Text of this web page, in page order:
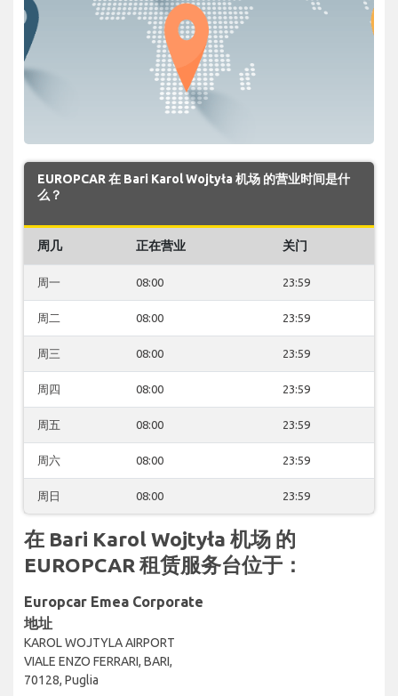
EUROPCAR 在 Bari Karol Wojtyła 机场 的营业时间是什
么？
周几 正在营业 关门
周一 08:00 23:59
周二 08:00 23:59
周三 08:00 23:59
周四 08:00 23:59
周五 08:00 23:59
周六 08:00 23:59
周日 08:00 23:59
在 Bari Karol Wojtyła 机场 的
EUROPCAR 租赁服务台位于：
Europcar Emea Corporate
地址
KAROL WOJTYLA AIRPORT
VIALE ENZO FERRARI, BARI,
70128, Puglia